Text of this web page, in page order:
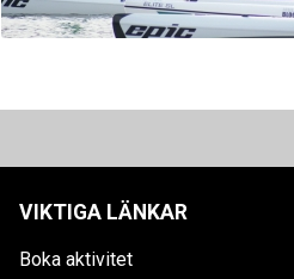
VIKTIGA LÄNKAR
Boka aktivitet